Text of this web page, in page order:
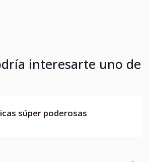
interesarte uno de
súper poderosas